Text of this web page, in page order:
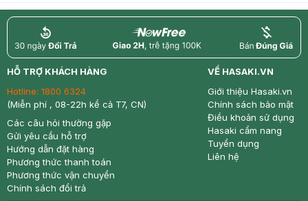
return nowfree price
HỖ TRỢ KHÁCH HÀNG
Hotline: 1800 6324
(Miễn phí , 08-22h kể cả T7, CN)
Các câu hỏi thường gặp
Gửi yêu cầu hỗ trợ
Hướng dẫn đặt hàng
Phương thức thanh toán
Phương thức vận chuyển
Chính sách đổi trả
VỀ HASAKI.VN
Giới thiệu Hasaki.vn
Chính sách bảo mật
Điều khoản sử dụng
Hasaki cẩm nang
Tuyển dụng
Liên hệ